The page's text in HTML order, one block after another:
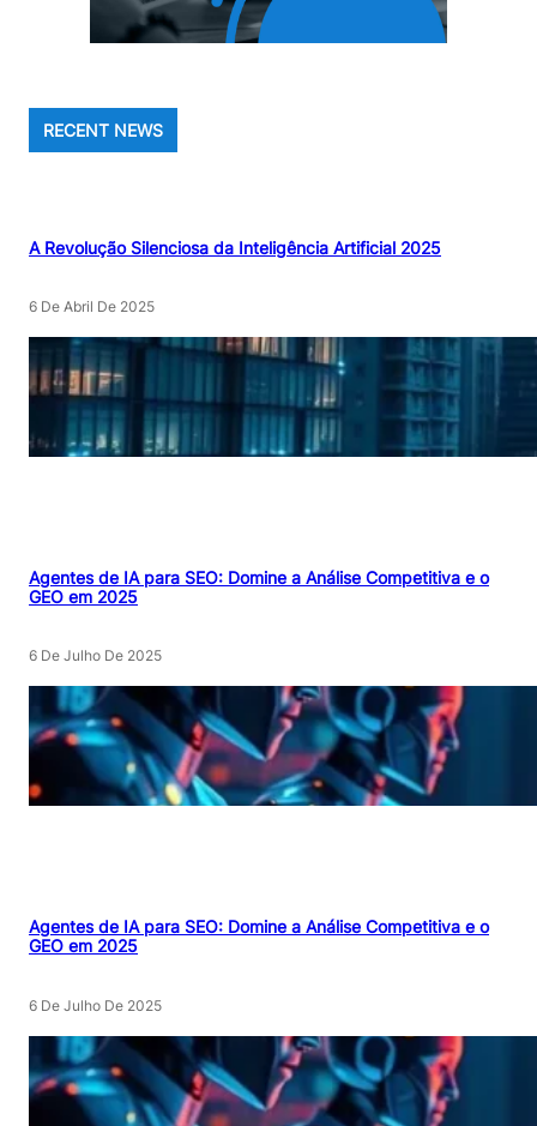
RECENT NEWS
A Revolução Silenciosa da Inteligência Artificial 2025
6 De Abril De 2025
Agentes de IA para SEO: Domine a Análise Competitiva e o
GEO em 2025
6 De Julho De 2025
Agentes de IA para SEO: Domine a Análise Competitiva e o
GEO em 2025
6 De Julho De 2025